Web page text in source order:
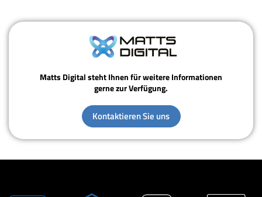
Matts Digital steht Ihnen für weitere Informationen
gerne zur Verfügung.
Kontaktieren Sie uns